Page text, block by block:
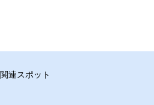
関連スポット